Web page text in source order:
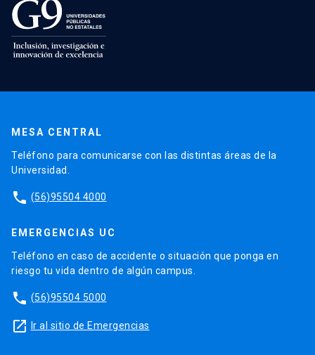
MESA CENTRAL
Teléfono para comunicarse con las distintas áreas de la
Universidad.
phone (56)95504 4000
EMERGENCIAS UC
Teléfono en caso de accidente o situación que ponga en
riesgo tu vida dentro de algún campus.
phone (56)95504 5000
launch Ir al sitio de Emergencias